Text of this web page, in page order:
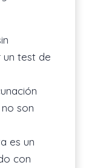
un test de
son
es un
con